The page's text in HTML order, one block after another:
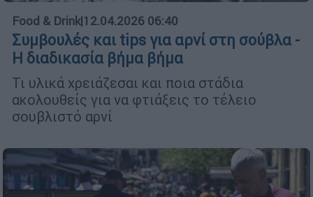
Food & Drink|12.04.2026 06:40
Συμβουλές και tips για αρνί στη σούβλα -
Η διαδικασία βήμα βήμα
Τι υλικά χρειάζεσαι και ποια στάδια
ακολουθείς για να φτιάξεις το τέλειο
σουβλιστό αρνί